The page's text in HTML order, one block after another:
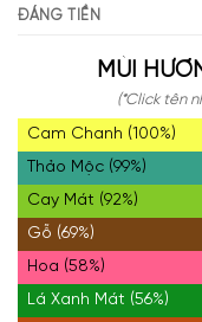
ĐÁNG TIỀN
MÙI
(*Click tên
Cam Chanh (100%)
Thảo Mộc (99%)
Cay Mát (92%)
Gỗ (69%)
Hoa (58%)
Lá Xanh Mát (56%)